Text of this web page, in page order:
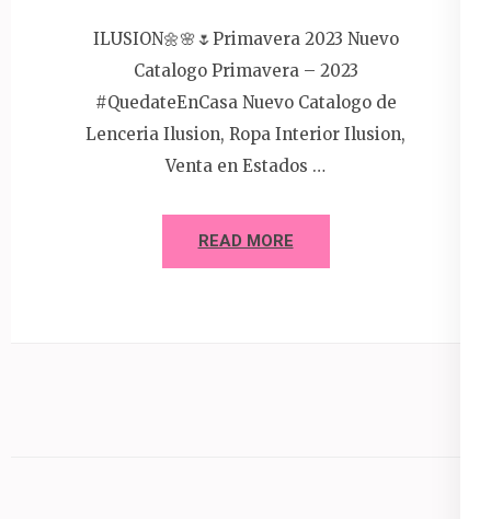
ILUSION🌼🌸🌷Primavera 2023 Nuevo
Catalogo Primavera – 2023
#QuedateEnCasa Nuevo Catalogo de
Lenceria Ilusion, Ropa Interior Ilusion,
Venta en Estados …
READ MORE